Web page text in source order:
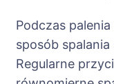
Podczas
sposób
Regularne